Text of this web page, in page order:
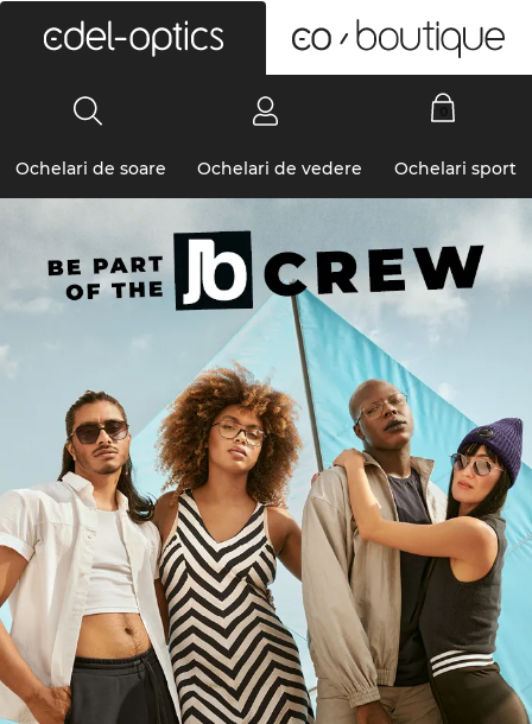
Ochelari de soare Ochelari de vedere Ochelari sport